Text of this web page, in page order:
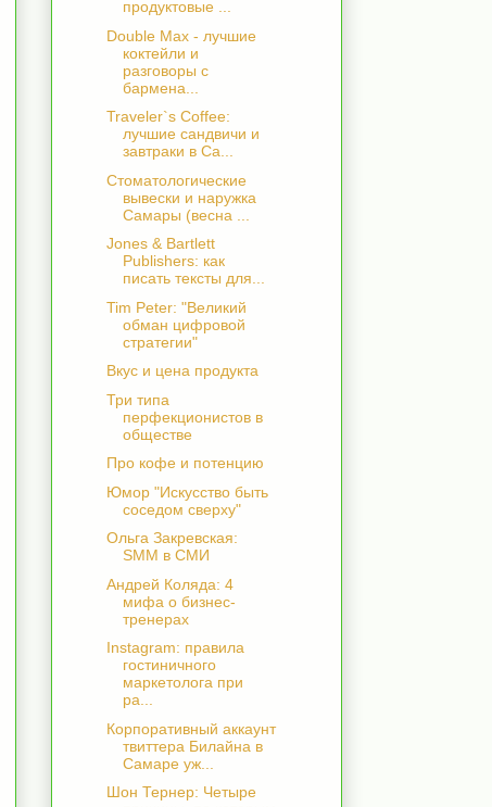
продуктовые ...
Double Max - лучшие
коктейли и
разговоры с
бармена...
Traveler`s Coffee:
лучшие сандвичи и
завтраки в Са...
Стоматологические
вывески и наружка
Самары (весна ...
Jones & Bartlett
Publishers: как
писать тексты для...
Tim Peter: "Великий
обман цифровой
стратегии"
Вкус и цена продукта
Три типа
перфекционистов в
обществе
Про кофе и потенцию
Юмор "Искусство быть
соседом сверху"
Ольга Закревская:
SMM в СМИ
Андрей Коляда: 4
мифа о бизнес-
тренерах
Instagram: правила
гостиничного
маркетолога при
ра...
Корпоративный аккаунт
твиттера Билайна в
Самаре уж...
Шон Тернер: Четыре